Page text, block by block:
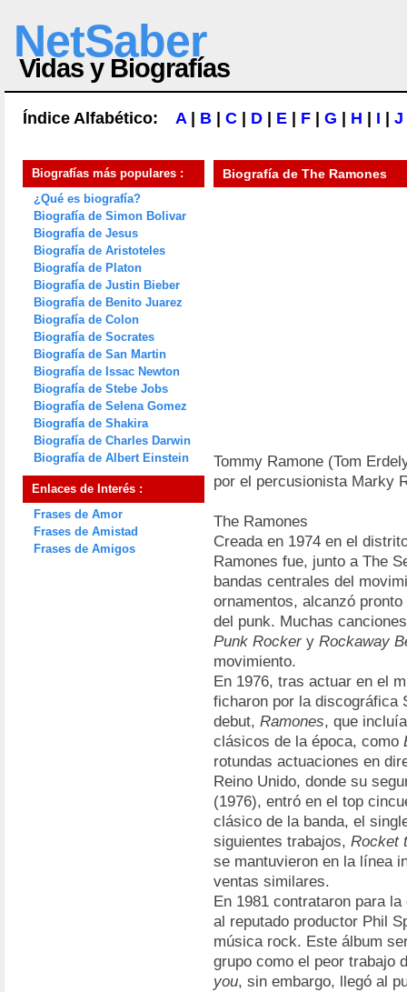
NetSaber
Vidas y Biografías
Índice Alfabético: A| B C D E F G H I J
Biografías más populares :
¿Qué es biografía?
Biografía de Simon Bolivar
Biografía de Jesus
Biografía de Aristoteles
Biografía de Platon
Biografía de Justin Bieber
Biografía de Benito Juarez
Biografía de Colon
Biografía de Socrates
Biografía de San Martin
Biografía de Issac Newton
Biografía de Stebe Jobs
Biografía de Selena Gomez
Biografía de Shakira
Biografía de Charles Darwin
Biografía de Albert Einstein
Enlaces de Interés :
Frases de Amor
Frases de Amistad
Frases de Amigos
Biografía de The Ramones
Tommy Ramone (Tom
por el percusionista Marky
The Ramones
Creada en 1974 en el
Ramones fue, junto a The
bandas centrales del
ornamentos, alcanzó
del punk. Muchas
Punk Rocker y Rockaway
movimiento.
En 1976, tras actuar en el
ficharon por la discográfica
debut, Ramones, que
clásicos de la época, como
rotundas actuaciones en
Reino Unido, donde su
(1976), entró en el top
clásico de la banda, el
siguientes trabajos, Rocket
se mantuvieron en la línea
ventas similares.
En 1981 contrataron para
al reputado productor Phil
música rock. Este álbum
grupo como el peor trabajo
you, sin embargo, llegó al